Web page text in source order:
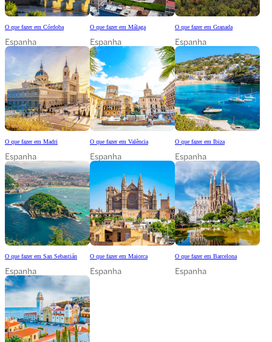
O que fazer em Córdoba
Espanha
O que fazer em Málaga
Espanha
O que fazer em Granada
Espanha
O que fazer em Madri
Espanha
O que fazer em Valência
Espanha
O que fazer em Ibiza
Espanha
O que fazer em San Sebastián
Espanha
O que fazer em Maiorca
Espanha
O que fazer em Barcelona
Espanha